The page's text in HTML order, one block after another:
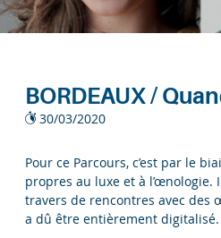
BORDEAUX /
30/03/2020
Pour ce Parcours, c’est par le
propres au luxe et à
travers de rencontres avec des
a dû être entièrement